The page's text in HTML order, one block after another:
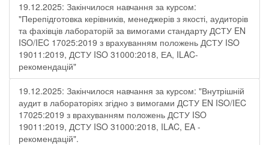
19.12.2025: Закінчилося навчання за курсом:
"Перепідготовка керівників, менеджерів з якості, аудиторів
та фахівців лабораторій за вимогами стандарту ДСТУ EN
ISO/IEC 17025:2019 з врахуванням положень ДСТУ ISO
19011:2019, ДСТУ ISO 31000:2018, ЕА, ILAC-
рекомендацій"
19.12.2025: Закінчилося навчання за курсом: "Внутрішній
аудит в лабораторіях згідно з вимогами ДСТУ EN ISO/IEC
17025:2019 з врахуванням положень ДСТУ ISO
19011:2019, ДСТУ ISO 31000:2018, ILAC, EA -
рекомендацій".